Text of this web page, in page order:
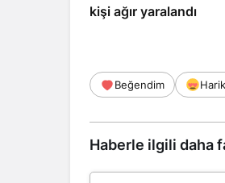
kişi ağır yaralandı
Beğendim
Haberle ilgili daha